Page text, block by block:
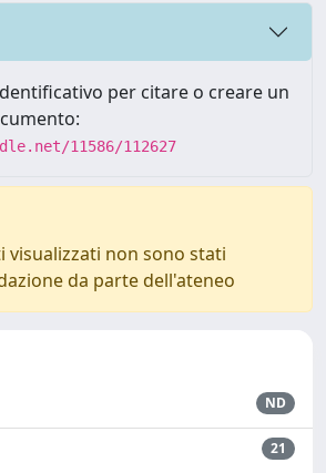
per citare o creare un
11586/112627
visualizzati non sono stati
da parte dell'ateneo
ND
21